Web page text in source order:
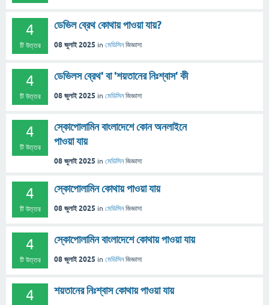
4
টি উত্তর
ডেভিল ব্রেথ কোথায় পাওয়া যায়?
08 জুলাই 2025 in মেডিসিন জিজ্ঞাসা
4
টি উত্তর
ডেভিলস ব্রেথ' বা 'শয়তানের নিঃশ্বাস' কী
08 জুলাই 2025 in মেডিসিন জিজ্ঞাসা
4
টি উত্তর
স্কোপোলামিন বাংলাদেশে কোন অনলাইনে
পাওয়া যায়
08 জুলাই 2025 in মেডিসিন জিজ্ঞাসা
4
টি উত্তর
স্কোপোলামিন কোথায় পাওয়া যায়
08 জুলাই 2025 in মেডিসিন জিজ্ঞাসা
4
টি উত্তর
স্কোপোলামিন বাংলাদেশে কোথায় পাওয়া যায়
08 জুলাই 2025 in মেডিসিন জিজ্ঞাসা
4 শয়তানের নিঃশ্বাস কোথায় পাওয়া যায়